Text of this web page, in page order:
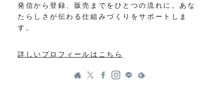
発信から登録、販売までをひとつの流れに。あな
たらしさが伝わる仕組みづくりをサポートしま
す。
詳しいプロフィールはこちら